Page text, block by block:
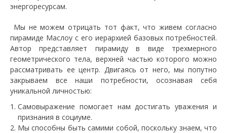
энергоресурсам.
Мы не можем отрицать тот факт, что живем согласно
пирамиде Маслоу с его иерархией базовых потребностей.
Автор представляет пирамиду в виде трехмерного
геометрического тела, верхней частью которого можно
рассматривать ее центр. Двигаясь от него, мы попутно
закрываем все наши потребности, осознавая себя
уникальной личностью:
Самовыражение помогает нам достигать уважения и
признания в социуме.
Мы способны быть самими собой, поскольку знаем, что